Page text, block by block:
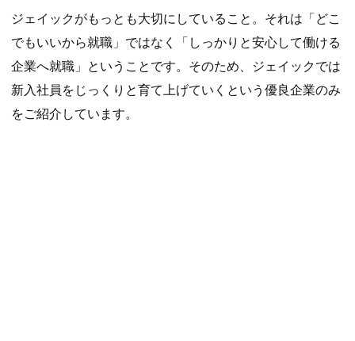
ジェイックがもっとも大切にしていること。それは「どこ
でもいいから就職」ではなく「しっかりと安心して働ける
企業へ就職」ということです。そのため、ジェイックでは
新入社員をじっくりと育て上げていくという優良企業のみ
をご紹介しています。